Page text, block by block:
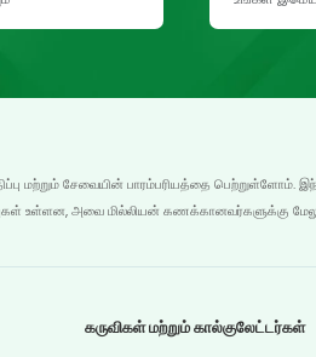
மற்றும் சேவையின் பாரம்பரியத்தை
உள்ளன, அவை மில்லியன் கணக்கானவர்களுக்கு
கருவிகள் மற்றும் கால்குலேட்டர்கள்